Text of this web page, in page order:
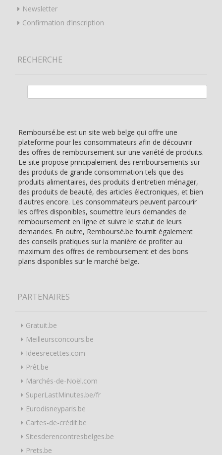
Newsletter
Confirmation d’inscription
RECHERCHE
Remboursé.be est un site web belge qui offre une
plateforme pour les consommateurs afin de découvrir
des offres de remboursement sur une variété de produits.
Le site propose principalement des remboursements sur
des produits de grande consommation tels que des
produits alimentaires, des produits d'entretien ménager,
des produits de beauté, des articles électroniques, et bien
d'autres encore. Les consommateurs peuvent parcourir
les offres disponibles, soumettre leurs demandes de
remboursement en ligne et suivre le statut de leurs
demandes. En outre, Remboursé.be fournit également
des conseils pratiques sur la manière de profiter au
maximum des offres de remboursement et des bons
plans disponibles sur le marché belge.
PARTENAIRES
Gratuit.be
Meilleursconcours.be
Ideesrecettes.com
Prêt.be
Marchés-de-Noël.com
SuperLastMinutes.be/fr
Eurodisneyparis.be
Cartes-de-crédit.be
Sitesderencontresbelges.be
Prets.be